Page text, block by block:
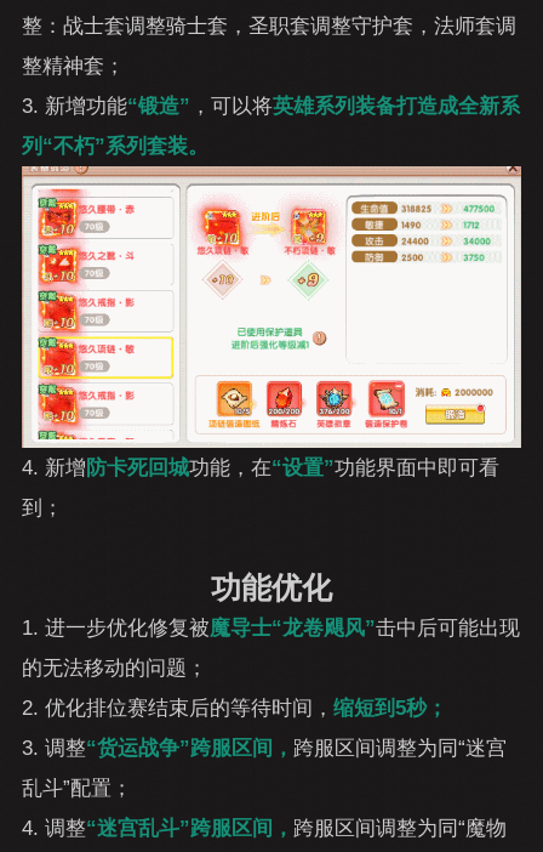
整：战士套调整骑士套，圣职套调整守护套，法师套调
整精神套；
3. 新增功能“锻造” ，可以将英雄系列装备打造成全新系
列“不朽”系列套装。
4. 新增 防卡死回城功能，在“设置”功能界面中即可看
到；
功能优化
1. 进一步优化修复被魔导士“龙卷飓风”击中后可能出现
的无法移动的问题；
2. 优化排位赛结束后的等待时间， 缩短到5秒；
3. 调整“货运战争”跨服区间， 跨服区间调整为同“迷宫
乱斗”配置；
4. 调整“迷宫乱斗”跨服区间， 跨服区间调整为同“魔物